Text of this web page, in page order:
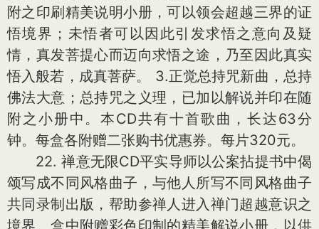
附之印刷精美说明小册，可以领会超越三界的证
悟境界；未悟者可以因此引发求悟之意向及疑
情，真发菩提心而迈向求悟之途，乃至因此真实
悟入般若，成真菩萨。 3.正觉总持咒新曲，总持
佛法大意；总持咒之义理，已加以解说并印在随
附之小册中。本CD共有十首歌曲，长达63分
钟。每盒各附赠二张购书优惠券。每片320元。
22. 禅意无限CD平实导师以公案拈提书中偈
颂写成不同风格曲子，与他人所写不同风格曲子
共同录制出版，帮助参禅人进入禅门超越意识之
境界。盒中附赠彩色印制的精美解说小册，以供